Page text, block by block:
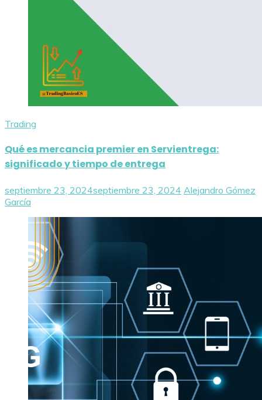
Trading
Qué es mercancia premier en Servientrega:
significado y tiempo de entrega
septiembre 23, 2024septiembre 23, 2024 Alejandro Gómez
García